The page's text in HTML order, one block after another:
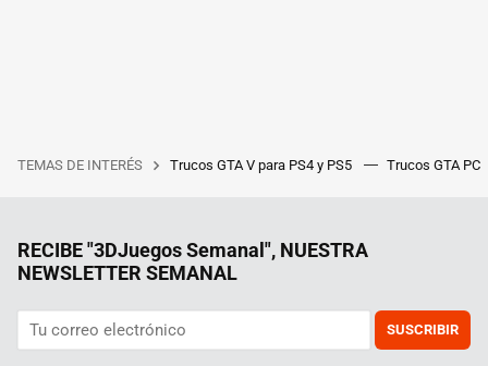
TEMAS DE INTERÉS Trucos GTA V para PS4 y PS5 Trucos GTA PC
RECIBE "3DJuegos Semanal", NUESTRA
NEWSLETTER SEMANAL
SUSCRIBIR